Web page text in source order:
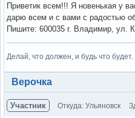
Приветик всем!!! Я новенькая у
дарю всем и с вами с радостью
Пишите: 600035 г. Владимир, ул.
Делай, что должен, и будь что будет.
Вне форума
Верочка
Участник Откуда: Ульяновск